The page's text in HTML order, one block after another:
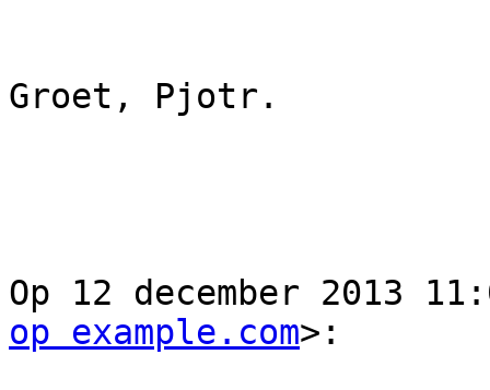
Groet, Pjotr.
Op 12 december 2013
op example.com>: